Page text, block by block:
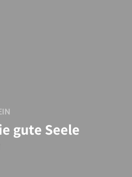
gute Seele